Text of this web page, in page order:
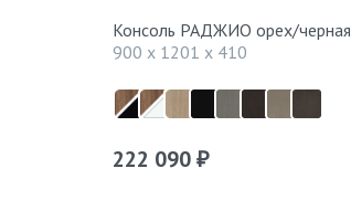
Консоль РАДЖИО орех/черная
900 x 1201 x 410
222 090 ₽